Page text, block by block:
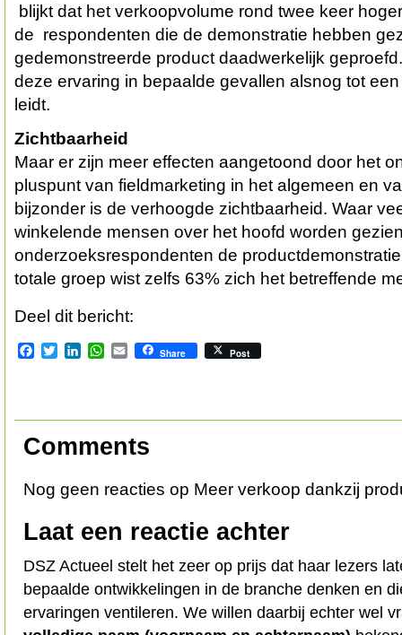
blijkt dat het verkoopvolume rond twee keer
de respondenten die de demonstratie hebben
gedemonstreerde product daadwerkelijk
deze ervaring in bepaalde gevallen alsnog tot
leidt.
Zichtbaarheid
Maar er zijn meer effecten aangetoond door het
pluspunt van fieldmarketing in het algemeen en
bijzonder is de verhoogde zichtbaarheid. Waar
winkelende mensen over het hoofd worden
onderzoeksrespondenten de
totale groep wist zelfs 63% zich het betreffende
Deel dit bericht:
Facebook
TwitterLinkedInWhatsApp
EmailShare Post
Comments
Nog geen reacties op Meer verkoop dankzij
Laat een reactie achter
DSZ Actueel stelt het zeer op prijs dat haar lezers
bepaalde ontwikkelingen in de branche denken en
ervaringen ventileren. We willen daarbij echter wel